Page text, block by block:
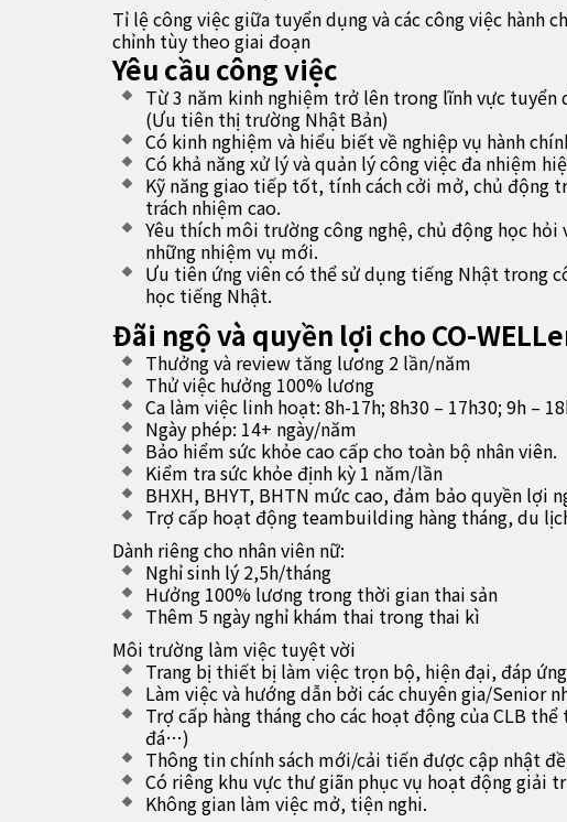
Tỉ lệ công việc giữa tuyển dụng và các công việc hành
chỉnh tùy theo giai đoạn
Yêu cầu công việc
Từ 3 năm kinh nghiệm trở lên trong lĩnh vực tuyển
(Ưu tiên thị trường Nhật Bản)
Có kinh nghiệm và hiểu biết về nghiệp vụ hành
Có khả năng xử lý và quản lý công việc đa nhiệm
Kỹ năng giao tiếp tốt, tính cách cởi mở, chủ động
trách nhiệm cao.
Yêu thích môi trường công nghệ, chủ động học hỏi
những nhiệm vụ mới.
Ưu tiên ứng viên có thể sử dụng tiếng Nhật trong
học tiếng Nhật.
Đãi ngộ và quyền lợi cho CO-
Thưởng và review tăng lương 2 lần/năm
Thử việc hưởng 100% lương
Ca làm việc linh hoạt: 8h-17h; 8h30 – 17h30; 9h –
Ngày phép: 14+ ngày/năm
Bảo hiểm sức khỏe cao cấp cho toàn bộ nhân viên.
Kiểm tra sức khỏe định kỳ 1 năm/lần
BHXH, BHYT, BHTN mức cao, đảm bảo quyền lợi
Trợ cấp hoạt động teambuilding hàng tháng, du
Dành riêng cho nhân viên nữ:
Nghỉ sinh lý 2,5h/tháng
Hưởng 100% lương trong thời gian thai sản
Thêm 5 ngày nghỉ khám thai trong thai kì
Môi trường làm việc tuyệt vời
Trang bị thiết bị làm việc trọn bộ, hiện đại, đáp
Làm việc và hướng dẫn bởi các chuyên gia/Senior
Trợ cấp hàng tháng cho các hoạt động của CLB
đá…)
Thông tin chính sách mới/cải tiến được cập nhật
Có riêng khu vực thư giãn phục vụ hoạt động giải
Không gian làm việc mở, tiện nghi.